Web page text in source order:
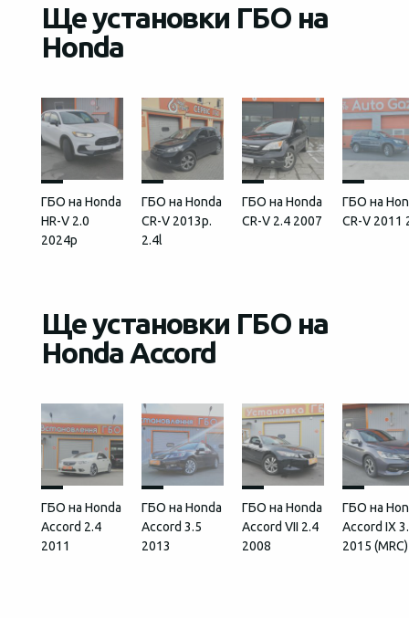
Ще установки ГБО на
Honda
ГБО на Honda
HR-V 2.0
2024р
ГБО на Honda
CR-V 2013р.
2.4l
ГБО на Honda
CR-V 2.4 2007
ГБО на
CR-V 2011
Ще установки ГБО на
Honda Accord
ГБО на Honda
Accord 2.4
2011
ГБО на Honda
Accord 3.5
2013
ГБО на Honda
Accord VII 2.4
2008
ГБО на
Accord IX
2015 (MRC)